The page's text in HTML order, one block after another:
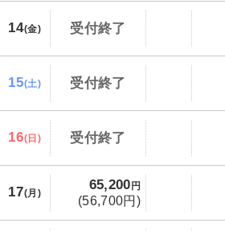
14(金) 受付終了
15(土) 受付終了
16(日) 受付終了
17(月)
65,200 円
(56,700円)